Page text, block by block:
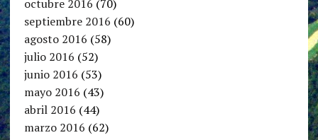
octubre 2016 (70)
septiembre 2016 (60)
agosto 2016 (58)
julio 2016 (52)
junio 2016 (53)
mayo 2016 (43)
abril 2016 (44)
marzo 2016 (62)